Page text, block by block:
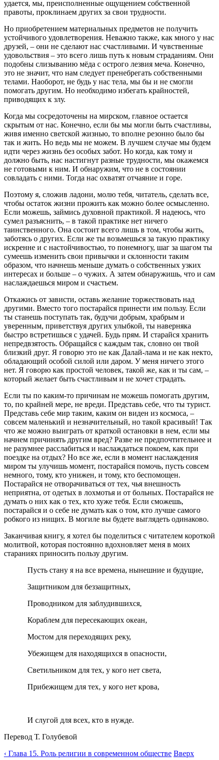
удается, мы, преисполненные ощущением собственной
правоты, проклинаем других за свои трудности.
Но приобретением материальных предметов не получить
устойчивого удовлетворения. Неважно также, как много у нас
друзей, – они не сделают нас счастливыми. И чувственные
удовольствия – это всего лишь путь к новым страданиям. Они
подобны слизыванию мёда с острого лезвия меча. Конечно,
это не значит, что нам следует пренебрегать собственными
телами. Наоборот, не будь у нас тела, мы бы и не смогли
помогать другим. Но необходимо избегать крайностей,
приводящих к злу.
Когда мы сосредоточены на мирском, главное остается
скрытым от нас. Конечно, если бы мы могли быть счастливы,
живя именно светской жизнью, то вполне резонно было бы
так и жить. Но ведь мы не можем. В лучшем случае мы будем
идти через жизнь без особых забот. Но когда, как тому и
должно быть, нас настигнут разные трудности, мы окажемся
не готовыми к ним. И обнаружим, что не в состоянии
совладать с ними. Тогда нас охватят отчаяние и горе.
Поэтому я, сложив ладони, молю тебя, читатель, сделать все,
чтобы остаток жизни прожить как можно более осмысленно.
Если можешь, займись духовной практикой. Я надеюсь, что
сумел разъяснить, – в такой практике нет ничего
таинственного. Она состоит всего лишь в том, чтобы жить,
заботясь о других. Если же ты возьмешься за такую практику
искренне и с настойчивостью, то понемногу, шаг за шагом ты
сумеешь изменить свои привычки и склонности таким
образом, что начнешь меньше думать о собственных узких
интересах и больше – о чужих. А затем обнаружишь, что и сам
наслаждаешься миром и счастьем.
Откажись от зависти, оставь желание торжествовать над
другими. Вместо того постарайся принести им пользу. Если
ты станешь поступать так, будучи добрым, храбрым и
уверенным, приветствуя других улыбкой, ты наверняка
быстро встретишься с удачей. Будь прям. И старайся хранить
непредвзятость. Обращайся с каждым так, словно он твой
близкий друг. Я говорю это не как Далай-лама и не как некто,
обладающий особой силой или даром. У меня ничего этого
нет. Я говорю как простой человек, такой же, как и ты сам, –
который желает быть счастливым и не хочет страдать.
Если ты по каким-то причинам не можешь помогать другим,
то, по крайней мере, не вреди. Представь себе, что ты турист.
Представь себе мир таким, каким он виден из космоса, –
совсем маленький и незначительный, но такой красивый! Так
что же можно выиграть от краткой остановки в нем, если мы
начнем причинять другим вред? Разве не предпочтительнее и
не разумнее расслабиться и наслаждаться покоем, как при
поездке на отдых? Но все же, если в момент наслаждения
миром ты улучишь момент, постарайся помочь, пусть совсем
немного, тому, кто унижен, и тому, кто беспомощен.
Постарайся не отворачиваться от тех, чья внешность
неприятна, от одетых в лохмотья и от больных. Постарайся не
думать о них как о тех, кто хуже тебя. Если сможешь,
постарайся и о себе не думать как о том, кто лучше самого
робкого из нищих. В могиле вы будете выглядеть одинаково.
Заканчивая книгу, я хотел бы поделиться с читателем короткой
молитвой, которая постоянно вдохновляет меня в моих
стараниях приносить пользу другим.
Пусть стану я на все времена, нынешние и будущие,
Защитником для беззащитных,
Проводником для заблудившихся,
Кораблем для пересекающих океан,
Мостом для переходящих реку,
Убежищем для находящихся в опасности,
Светильником для тех, у кого нет света,
Прибежищем для тех, у кого нет крова,
И слугой для всех, кто в нужде.
Перевод Т. Голубевой
‹ Глава 15. Роль религии в современном обществе Вверх